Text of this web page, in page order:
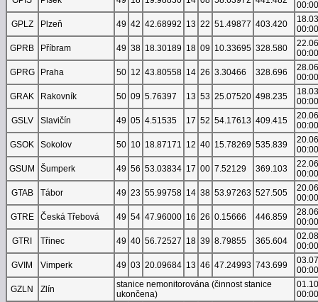
00:00
GPLZ
Plzeň 49 42 42.68992 13 22 51.49877 403.420
00:00
GPRB
Příbram 49 38 18.30189 18 09 10.33695 328.580
00:00
GPRG
Praha 50 12 43.80558 14 26 3.30466 328.696
00:00
GRAK
Rakovník 50 09 5.76397 13 53 25.07520 498.235
00:00
GSLV
Slavičín 49 05 4.51535 17 52 54.17613 409.415
00:00
GSOK
Sokolov 50 10 18.87171 12 40 15.78269 535.839
00:00
GSUM
Šumperk 49 56 53.03834 17 00 7.52129 369.103
00:00
GTAB
Tábor 49 23 55.99758 14 38 53.97263 527.505
00:00
GTRE
Česká Třebová 49 54 47.96000 16 26 0.15666 446.859
00:00
GTRI
Třinec 49 40 56.72527 18 39 8.79855 365.604
00:00
GVIM
Vimperk 49 03 20.09684 13 46 47.24993 743.699
00:00
GZLN
Zlín
stanice nemonitorována (činnost stanice
ukončena)
00:00